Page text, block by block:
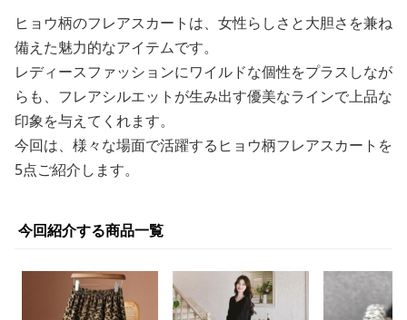
ヒョウ柄のフレアスカートは、女性らしさと大胆さを兼ね
備えた魅力的なアイテムです。
レディースファッションにワイルドな個性をプラスしなが
らも、フレアシルエットが生み出す優美なラインで上品な
印象を与えてくれます。
今回は、様々な場面で活躍するヒョウ柄フレアスカートを
5点ご紹介します。
今回紹介する商品一覧